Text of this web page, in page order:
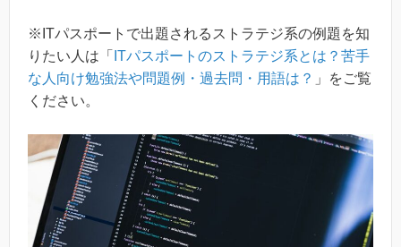
※ITパスポートで出題されるストラテジ系の例題を知
りたい人は「 ITパスポートのストラテジ系とは？苦手
な人向け勉強法や問題例・過去問・用語は？ 」をご覧
ください。